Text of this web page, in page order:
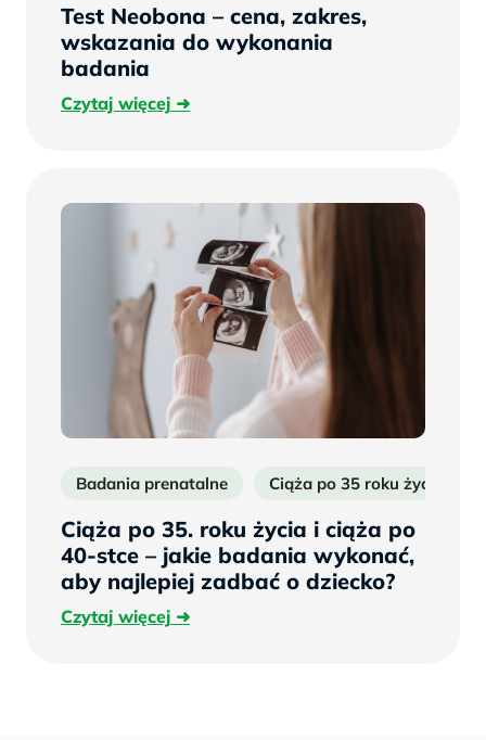
Test Neobona – cena, zakres,
wskazania do wykonania
badania
Czytaj więcejCzytaj
Badania prenatalne Ciąża po 35 roku życia
Ciąża po 35. roku życia i ciąża po
40-stce – jakie badania wykonać,
aby najlepiej zadbać o dziecko?
Czytaj więcejCzytaj